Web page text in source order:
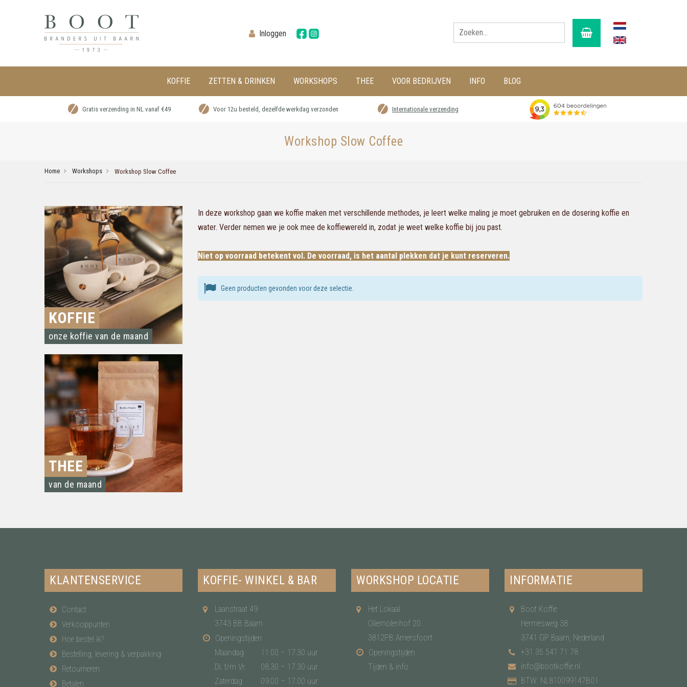
Inloggen
KOFFIE ZETTEN & DRINKEN WORKSHOPS THEE VOOR BEDRIJVEN INFO BLOG
Gratis verzending in NL vanaf €49 Voor 12u besteld, dezelfde werkdag verzonden Internationale verzending
Workshop Slow Coffee
Home Workshops Workshop Slow Coffee
In deze workshop gaan we koffie maken met verschillende methodes, je leert welke maling je moet gebruiken en de dosering koffie en
water. Verder nemen we je ook mee de koffiewereld in, zodat je weet welke koffie bij jou past.
Niet op voorraad betekent vol. De voorraad, is het aantal plekken dat je kunt reserveren.
Geen producten gevonden voor deze selectie.
KOFFIE
onze koffie van de maand
THEE
van de maand
KLANTENSERVICE
Contact
Verkooppunten
Hoe bestel ik?
Bestelling, levering & verpakking
Retourneren
Betalen
KOFFIE- WINKEL & BAR
Laanstraat 49
3743 BB Baarn
Openingstijden
Maandag
11.00 – 17.30 uur
Di. t/m Vr.
08.30 – 17.30 uur
Zaterdag
09.00 – 17.00 uur
WORKSHOP LOCATIE
Het Lokaal
Oliemolenhof 20
3812PB Amersfoort
Openingstijden
Tijden & info
INFORMATIE
Boot Koffie
Hermesweg 38
3741 GP Baarn, Nederland
+31 35 541 71 78
info@bootkoffie.nl
BTW: NL810099147B01